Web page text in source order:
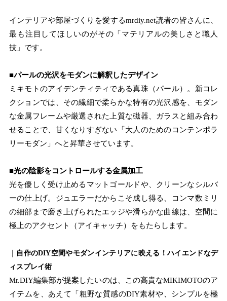
インテリアや部屋づくりを愛するmrdiy.net読者の皆さんに、
最も注目してほしいのがその「マテリアルの美しさと職人
技」です。
■パールの光沢をモダンに解釈したデザイン
ミキモトのアイデンティティである真珠（パール）。新コレ
クションでは、その繊細で柔らかな特有の光沢感を、モダン
な金属フレームや厳選された上質な磁器、ガラスと組み合わ
せることで、甘くなりすぎない「大人のためのコンテンポラ
リーモダン」へと昇華させています。
■光の陰影をコントロールする金属加工
光を優しく受け止めるマットゴールドや、クリーンなシルバ
ーの仕上げ。ジュエラーだからこそ成し得る、コンマ数ミリ
の細部まで磨き上げられたエッジや滑らかな曲線は、空間に
極上のアクセント（アイキャッチ）をもたらします。
｜自作のDIY空間やモダンインテリアに映える！ハイエンドなデ
ィスプレイ術
Mr.DIY編集部が提案したいのは、この高貴なMIKIMOTOのア
イテムを、あえて「粗野な質感のDIY素材や、シンプルを極